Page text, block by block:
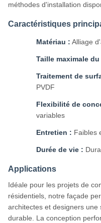
méthodes d'installation
Caractéristiques
Matériau : Alliage
Taille maximale
Traitement de
PVDF
Flexibilité de
variables
Entretien : Faibles
Durée de vie :
Applications
Idéale pour les projets de
résidentiels, notre façade
architectes et designers
durable. La conception